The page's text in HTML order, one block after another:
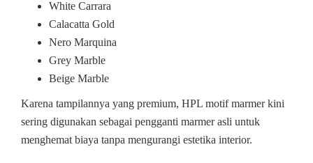
White Carrara
Calacatta Gold
Nero Marquina
Grey Marble
Beige Marble
Karena tampilannya yang premium, HPL motif marmer kini
sering digunakan sebagai pengganti marmer asli untuk
menghemat biaya tanpa mengurangi estetika interior.